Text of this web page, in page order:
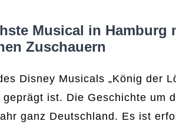
Musical in Hamburg
Zuschauern
Disney Musicals „König der
ist. Die Geschichte um
ganz Deutschland. Es ist